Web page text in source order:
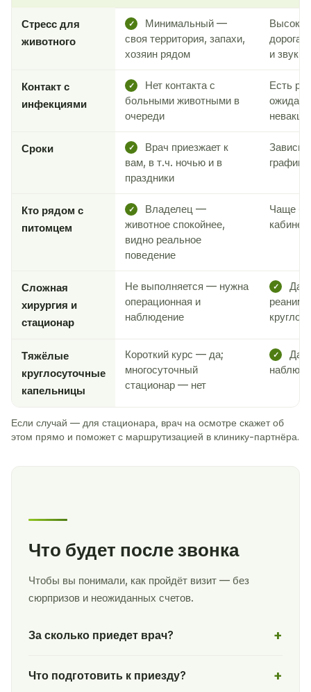
Стресс для
животного
✓
Минимальный —
своя территория, запахи,
хозяин рядом
дорога,
и звуки
Контакт с
инфекциями
✓
Нет контакта с
больными животными в
очереди
Есть
Сроки ✓
Врач приезжает к
вам, в т.ч. ночью и в
праздники
Зависит
Кто рядом с
питомцем
✓
Владелец —
животное спокойнее,
видно реальное
поведение
Чаще
Сложная
хирургия и
стационар
Не выполняется — нужна
операционная и
наблюдение
✓
Да
Тяжёлые
круглосуточные
капельницы
Короткий курс — да;
многосуточный
стационар — нет
✓
Да
Если случай — для стационара, врач на осмотре скажет об
этом прямо и поможет с маршрутизацией в клинику-партнёра.
Что будет после звонка
Чтобы вы понимали, как пройдёт визит — без
сюрпризов и неожиданных счетов.
За сколько приедет врач?
Что подготовить к приезду?